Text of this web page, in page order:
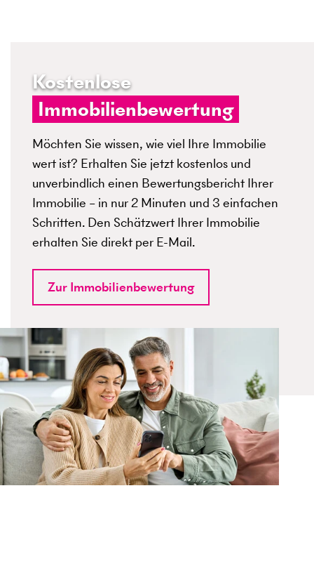
Kostenlose
Immobilienbewertung
Möchten Sie wissen, wie viel Ihre Immobilie
wert ist? Erhalten Sie jetzt kostenlos und
unverbindlich einen Bewertungsbericht Ihrer
Immobilie – in nur 2 Minuten und 3 einfachen
Schritten. Den Schätzwert Ihrer Immobilie
erhalten Sie direkt per E-Mail.
Zur Immobilienbewertung